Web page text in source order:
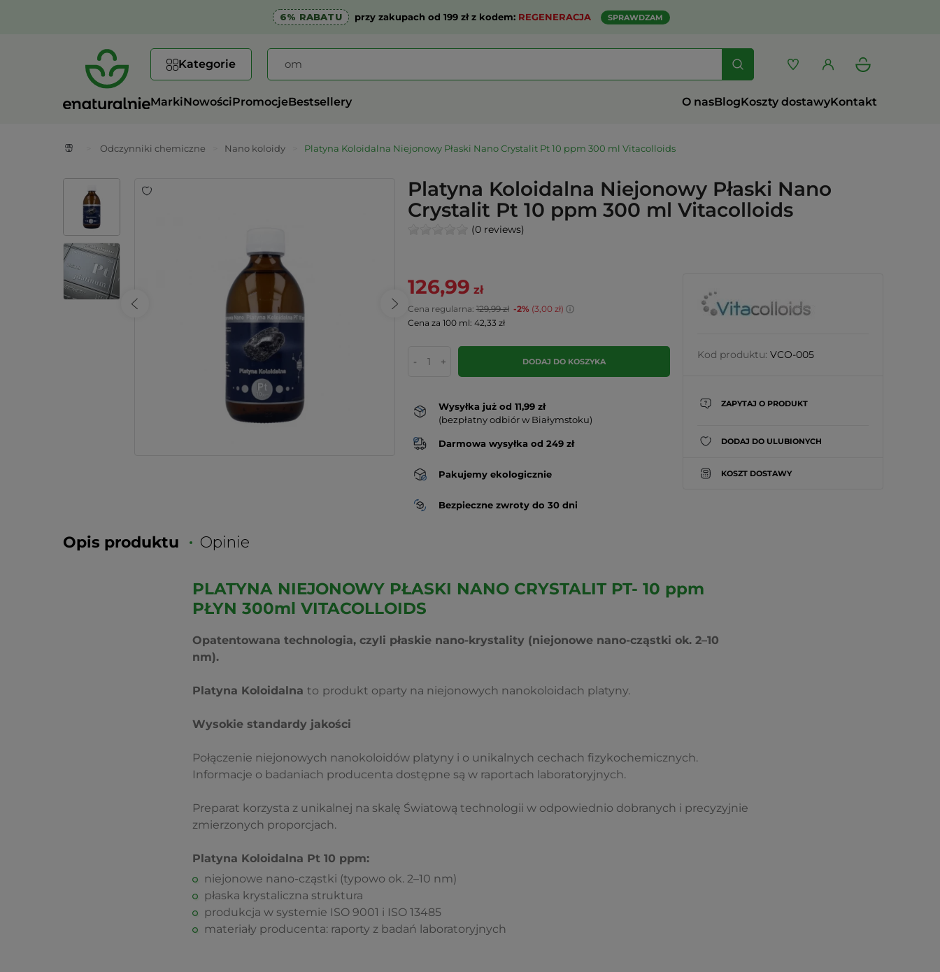
6% RABATU przy zakupach od 199 zł z kodem: REGENERACJA SPRAWDZAM
Kategorie
MarkiNowościPromocjeBestsellery O nasBlogKoszty dostawyKontakt
Odczynniki chemiczne Nano koloidy Platyna Koloidalna Niejonowy Płaski Nano Crystalit Pt 10 ppm 300 ml Vitacolloids
Platyna Koloidalna Niejonowy Płaski Nano
Crystalit Pt 10 ppm 300 ml Vitacolloids
(0 reviews)
126,99 zł
Cena regularna:129,99 zł-2% (3,00 zł)
Cena za 100 ml: 42,33 zł
- + DODAJ DO KOSZYKA
Wysyłka już od 11,99 zł
(bezpłatny odbiór w Białymstoku)
Darmowa wysyłka od 249 zł
Pakujemy ekologicznie
Bezpieczne zwroty do 30 dni
Kod produktu: VCO-005
ZAPYTAJ O PRODUKT
DODAJ DO ULUBIONYCH
KOSZT DOSTAWY
Opis produktu Opinie
PLATYNA NIEJONOWY PŁASKI NANO CRYSTALIT PT- 10 ppm
PŁYN 300ml VITACOLLOIDS
Opatentowana technologia, czyli płaskie nano-krystality (niejonowe nano-cząstki ok. 2–10
nm).
Platyna Koloidalna to produkt oparty na niejonowych nanokoloidach platyny.
Wysokie standardy jakości
Połączenie niejonowych nanokoloidów platyny i o unikalnych cechach fizykochemicznych.
Informacje o badaniach producenta dostępne są w raportach laboratoryjnych.
Preparat korzysta z unikalnej na skalę Światową technologii w odpowiednio dobranych i precyzyjnie
zmierzonych proporcjach.
Platyna Koloidalna Pt 10 ppm:
niejonowe nano-cząstki (typowo ok. 2–10 nm)
płaska krystaliczna struktura
produkcja w systemie ISO 9001 i ISO 13485
materiały producenta: raporty z badań laboratoryjnych